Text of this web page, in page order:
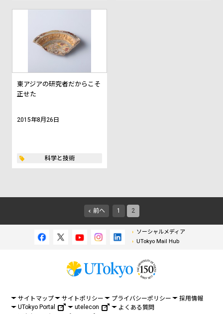
東アジアの研究者だからこそ
正せた
2015年8月26日
科学と技術
前へ 1 2
ソーシャルメディア
UTokyo Mail Hub
サイトマップ サイトポリシー プライバシーポリシー
採用情報
UTokyo Portal
utelecon
よくある質問